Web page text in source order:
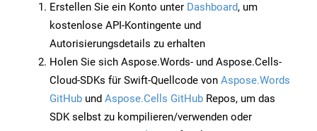
Erstellen Sie ein Konto unter Dashboard, um
kostenlose API-Kontingente und
Autorisierungsdetails zu erhalten
Holen Sie sich Aspose.Words- und Aspose.Cells-
Cloud-SDKs für Swift-Quellcode von Aspose.Words
GitHub und Aspose.Cells GitHub Repos, um das
SDK selbst zu kompilieren/verwenden oder